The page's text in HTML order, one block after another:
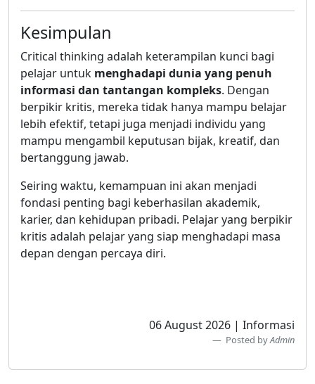
Kesimpulan
Critical thinking adalah keterampilan kunci bagi
pelajar untuk menghadapi dunia yang penuh
informasi dan tantangan kompleks. Dengan
berpikir kritis, mereka tidak hanya mampu belajar
lebih efektif, tetapi juga menjadi individu yang
mampu mengambil keputusan bijak, kreatif, dan
bertanggung jawab.
Seiring waktu, kemampuan ini akan menjadi
fondasi penting bagi keberhasilan akademik,
karier, dan kehidupan pribadi. Pelajar yang berpikir
kritis adalah pelajar yang siap menghadapi masa
depan dengan percaya diri.
06 August 2026 | Informasi
Posted byAdmin